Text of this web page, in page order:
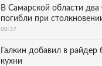
В Самарской области два
погибли при
08:37
Галкин добавил в райдер
кухни